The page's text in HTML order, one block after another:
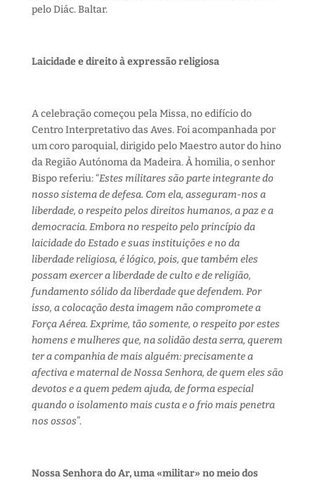
pelo Diác. Baltar.
Laicidade e direito à expressão religiosa
A celebração começou pela Missa, no edifício do
Centro Interpretativo das Aves. Foi acompanhada por
um coro paroquial, dirigido pelo Maestro autor do hino
da Região Autónoma da Madeira. À homilia, o senhor
Bispo referiu: “Estes militares são parte integrante do
nosso sistema de defesa. Com ela, asseguram-nos a
liberdade, o respeito pelos direitos humanos, a paz e a
democracia. Embora no respeito pelo princípio da
laicidade do Estado e suas instituições e no da
liberdade religiosa, é lógico, pois, que também eles
possam exercer a liberdade de culto e de religião,
fundamento sólido da liberdade que defendem. Por
isso, a colocação desta imagem não compromete a
Força Aérea. Exprime, tão somente, o respeito por estes
homens e mulheres que, na solidão desta serra, querem
ter a companhia de mais alguém: precisamente a
afectiva e maternal de Nossa Senhora, de quem eles são
devotos e a quem pedem ajuda, de forma especial
quando o isolamento mais custa e o frio mais penetra
nos ossos”.
Nossa Senhora do Ar, uma «militar» no meio dos